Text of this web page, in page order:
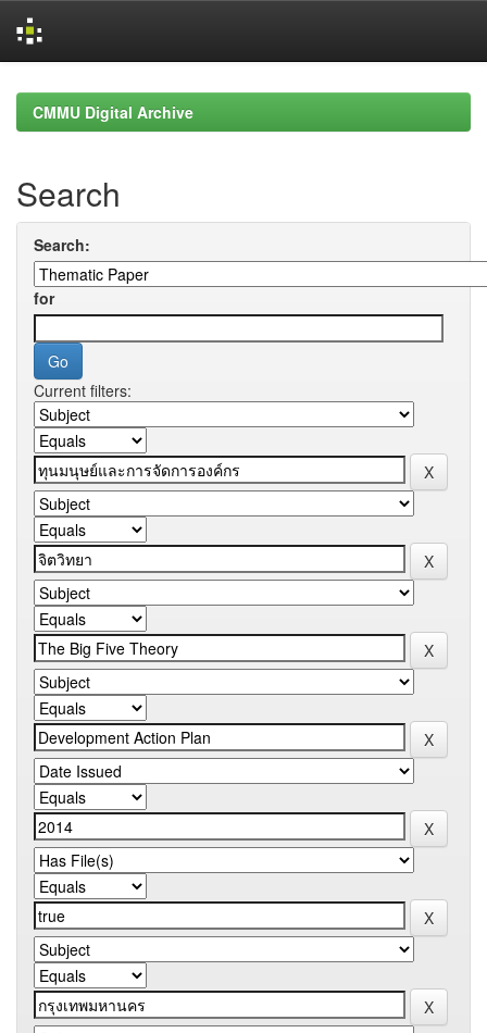
navigationCMMU Digital Archive
Search
Search:
for
Current filters: